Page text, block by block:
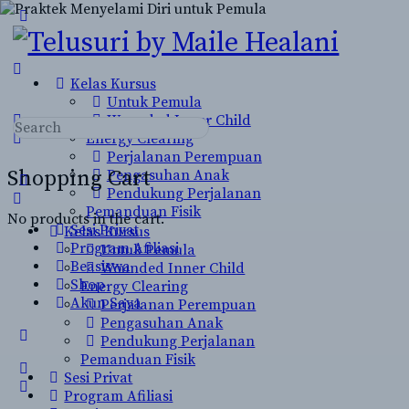
Toggle
Side
Panel
Kelas Kursus
Untuk Pemula
Wounded Inner Child
Energy Clearing
Perjalanan Perempuan
Pengasuhan Anak
Pendukung Perjalanan
Pemanduan Fisik
Sesi Privat
Program Afiliasi
Beasiswa
Shop
Akun Saya
More
options
Shopping Cart
No products in the cart.
Search
for:
Kelas Kursus
Untuk Pemula
Wounded Inner Child
Energy Clearing
Perjalanan Perempuan
Pengasuhan Anak
Pendukung Perjalanan
Pemanduan Fisik
Sesi Privat
Program Afiliasi